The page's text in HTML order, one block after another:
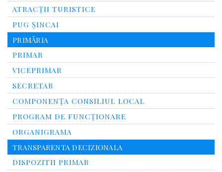
ATRACȚII TURISTICE
PUG ȘINCAI
PRIMĂRIA
PRIMAR
VICEPRIMAR
SECRETAR
COMPONENȚA CONSILIUL LOCAL
PROGRAM DE FUNCȚIONARE
ORGANIGRAMA
TRANSPARENTA DECIZIONALA
DISPOZITII PRIMAR